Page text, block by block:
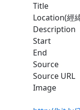
Title
Location(經
Description
Start
End
Source
Source URL
Image